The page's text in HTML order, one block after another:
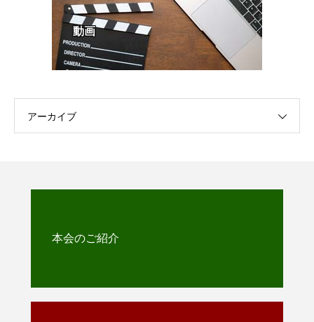
動画
アーカイブ
本会のご紹介